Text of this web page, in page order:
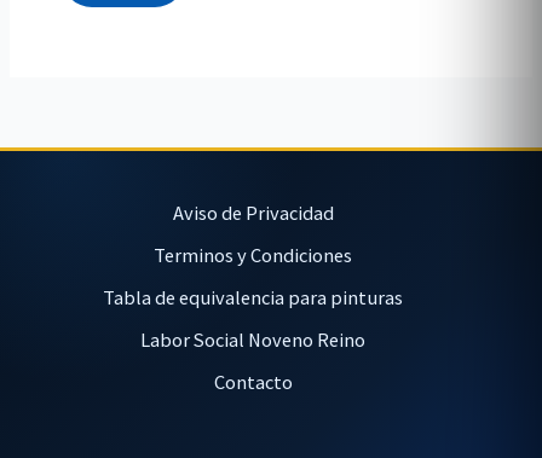
Aviso de Privacidad
Terminos y Condiciones
Tabla de equivalencia para pinturas
Labor Social Noveno Reino
Contacto